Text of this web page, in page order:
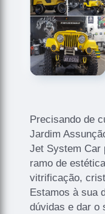
Precisando de
Jardim
Jet System Car
ramo de
vitrificação,
Estamos à sua
dúvidas e dar o